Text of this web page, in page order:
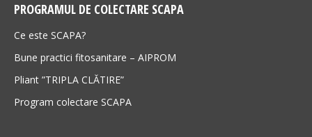
PROGRAMUL DE COLECTARE SCAPA
Ce este SCAPA?
Bune practici fitosanitare – AIPROM
Pliant ”TRIPLA CLĂTIRE”
Program colectare SCAPA